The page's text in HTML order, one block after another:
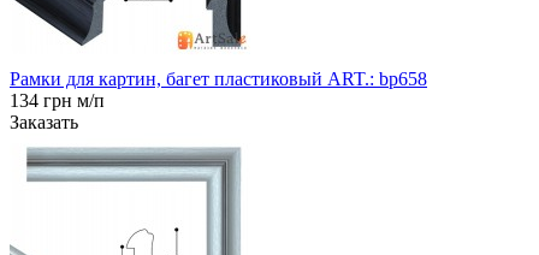
Рамки для картин, багет пластиковый ART.: bp658
134 грн м/п
Заказать